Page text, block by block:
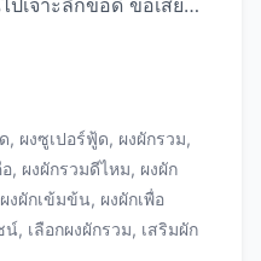
เจาะลึกข้อดี ข้อเสีย
ม้หลากหลายชนิดที่
หรือ
(Freeze-drying) จาก
อรักษาสารอาหารให้
ภาพมักจะประกอบ
ผักรวมคุณภาพดี
, ผงซูเปอร์ฟู้ด, ผงผักรวม,
, ผงผักรวมดีไหม, ผงผัก
ผงผักเข้มข้น, ผงผักเพื่อ
น์, เลือกผงผักรวม, เสริมผัก